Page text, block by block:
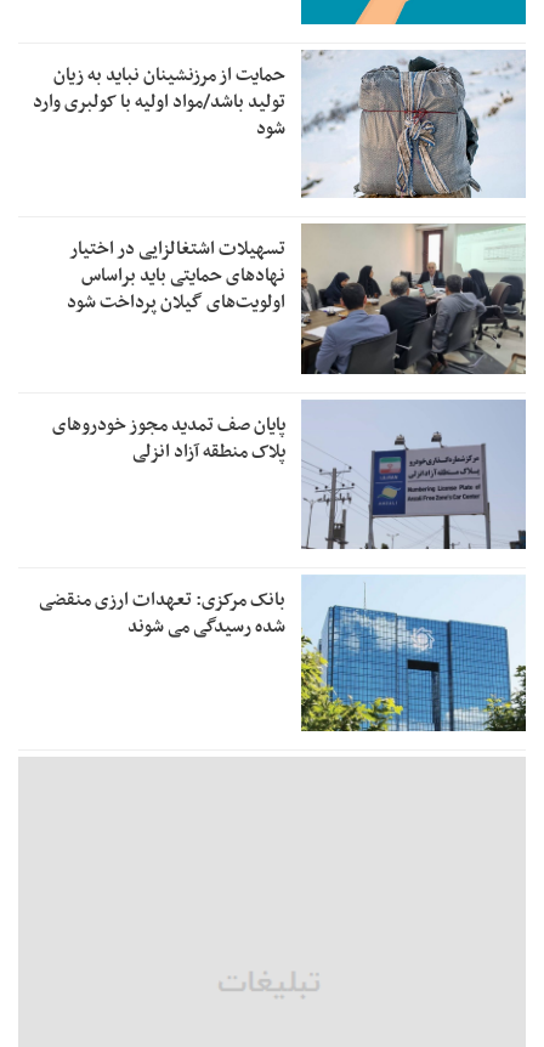
حمایت از مرزنشینان نباید به زیان
تولید باشد/مواد اولیه با کولبری وارد
شود
تسهیلات اشتغالزایی در اختیار
نهادهای حمایتی باید براساس
اولویت‌های گیلان پرداخت شود
پایان صف تمدید مجوز خودروهای
پلاک منطقه آزاد انزلی
بانک مرکزی: تعهدات ارزی منقضی
شده رسیدگی می شوند